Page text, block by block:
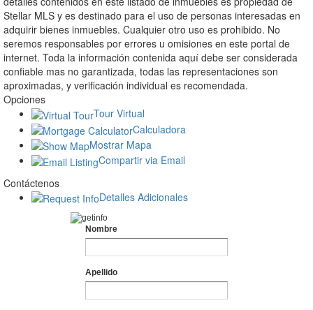
Stellar MLS y es destinado para el uso de personas interesadas en
adquirir bienes inmuebles. Cualquier otro uso es prohibido. No
seremos responsables por errores u omisiones en este portal de
internet. Toda la información contenida aquí debe ser considerada
confiable mas no garantizada, todas las representaciones son
aproximadas, y verificación individual es recomendada.
Opciones
Tour Virtual
Calculadora
Mostrar Mapa
Compartir via Email
Contáctenos
Detalles Adicionales
Nombre
Apellido